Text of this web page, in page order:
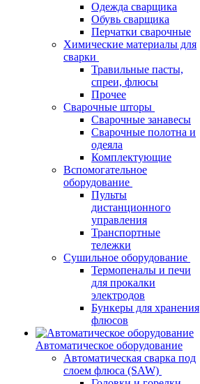
Одежда сварщика
Обувь сварщика
Перчатки сварочные
Химические материалы для
сварки
Травильные пасты,
спреи, флюсы
Прочее
Сварочные шторы
Сварочные занавесы
Сварочные полотна и
одеяла
Комплектующие
Вспомогательное
оборудование
Пульты
дистанционного
управления
Транспортные
тележки
Сушильное оборудование
Термопеналы и печи
для прокалки
электродов
Бункеры для хранения
флюсов
Автоматическое оборудование
Автоматическая сварка под
слоем флюса (SAW)